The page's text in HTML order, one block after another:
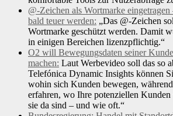
@-Zeichen als Wortmarke
bald teuer werden: „Das @-Zeichen
Wortmarke geschützt werden. Damit
in einigen Bereichen lizenzpflichtig.“
O2 will Bewegungsdaten seiner
machen: Laut Werbevideo soll das so
Telefónica Dynamic Insights können
wohin sich Kunden bewegen,
erfahren, wo Ihre potenziellen
sie da sind – und wie oft.“